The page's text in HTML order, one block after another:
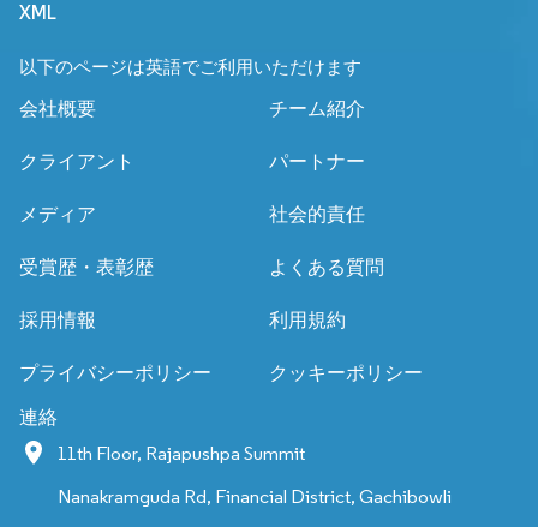
XML
以下のページは英語でご利用いただけます
会社概要 チーム紹介
クライアント パートナー
メディア 社会的責任
受賞歴・表彰歴 よくある質問
採用情報 利用規約
プライバシーポリシー クッキーポリシー
連絡
11th Floor, Rajapushpa Summit
Nanakramguda Rd, Financial District, Gachibowli